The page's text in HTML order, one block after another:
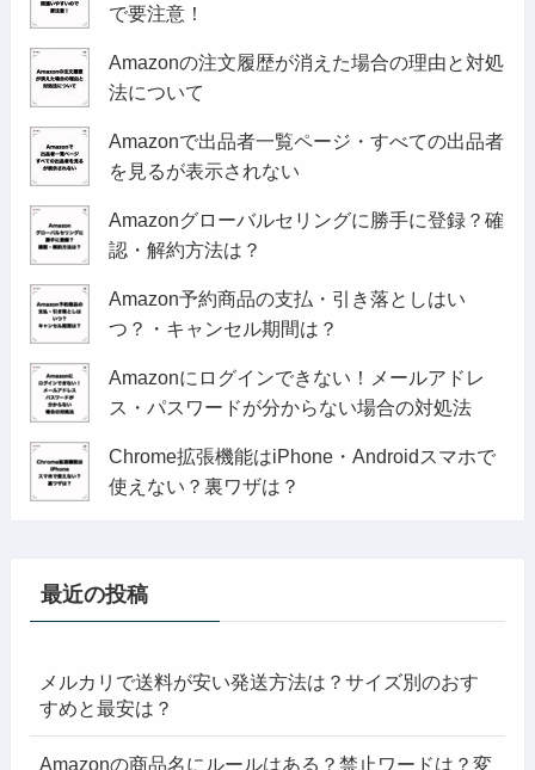
で要注意！
Amazonの注文履歴が消えた場合の理由と対処
法について
Amazonで出品者一覧ページ・すべての出品者
を見るが表示されない
Amazonグローバルセリングに勝手に登録？確
認・解約方法は？
Amazon予約商品の支払・引き落としはい
つ？・キャンセル期間は？
Amazonにログインできない！メールアドレ
ス・パスワードが分からない場合の対処法
Chrome拡張機能はiPhone・Androidスマホで
使えない？裏ワザは？
最近の投稿
メルカリで送料が安い発送方法は？サイズ別のおす
すめと最安は？
Amazonの商品名にルールはある？禁止ワードは？変